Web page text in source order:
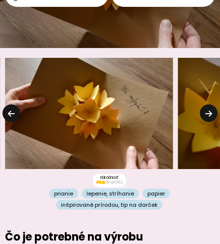
náročnosť
prianie lepenie, stríhanie
papier
inšpirované prírodou,tip na darček
Čo je potrebné na výrobu